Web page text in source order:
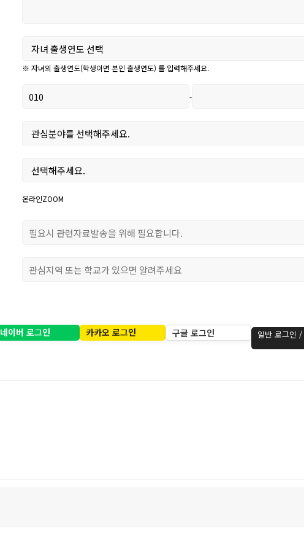
※ 자녀의 출생연도(학생이면 본인 출생연도) 를 입력해주세요.
-
온라인ZOOM
네이버 로그인 카카오 로그인 구글 로그인 일반 로그인